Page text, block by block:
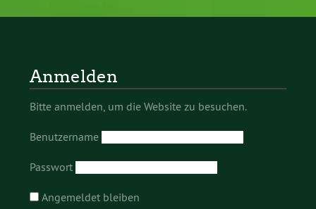
Anmelden
Bitte anmelden, um die Website zu besuchen.
Benutzername
Passwort
Angemeldet bleiben